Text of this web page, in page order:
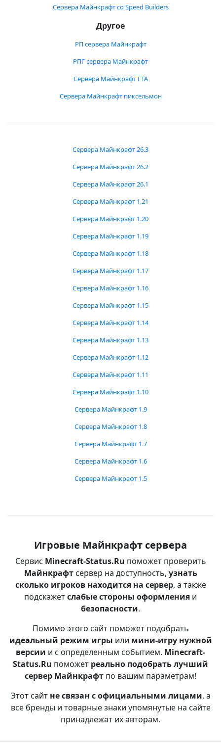
Сервера Майнкрафт со Speed Builders
Другое
РП сервера Майнкрафт
РПГ сервера Майнкрафт
Сервера Майнкрафт ГТА
Сервера Майнкрафт пиксельмон
Сервера Майнкрафт 26.3
Сервера Майнкрафт 26.2
Сервера Майнкрафт 26.1
Сервера Майнкрафт 1.21
Сервера Майнкрафт 1.20
Сервера Майнкрафт 1.19
Сервера Майнкрафт 1.18
Сервера Майнкрафт 1.17
Сервера Майнкрафт 1.16
Сервера Майнкрафт 1.15
Сервера Майнкрафт 1.14
Сервера Майнкрафт 1.13
Сервера Майнкрафт 1.12
Сервера Майнкрафт 1.11
Сервера Майнкрафт 1.10
Сервера Майнкрафт 1.9
Сервера Майнкрафт 1.8
Сервера Майнкрафт 1.7
Сервера Майнкрафт 1.6
Сервера Майнкрафт 1.5
Игровые Майнкрафт сервера
Сервис Minecraft-Status.Ru поможет проверить
Майнкрафтсервер на доступность, узнать
сколько игроков находится на сервер, а также
подскажетслабые стороны оформления и
безопасности.
Помимо этого сайт поможет подобрать
идеальный режим игры или мини-игру нужной
версии и с определенным событием. Minecraft-
Status.Ru поможет реально подобрать лучший
сервер Майнкрафт по вашим параметрам!
Этот сайт не связан с официальными лицами, а
все бренды и товарные знаки упомянутые на сайте
принадлежат их авторам.